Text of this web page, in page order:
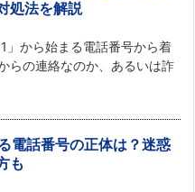
処法を解説
」から始まる電話番号から着
らの連絡なのか、あるいは詐
電話番号の正体は？迷惑
も